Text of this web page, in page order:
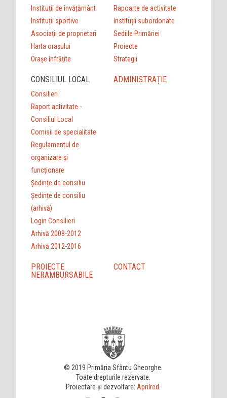
Instituții de învățământ
Instituții sportive
Asociații de proprietari
Harta orașului
Orașe înfrățite
Rapoarte de activitate
Instituții subordonate
Sediile Primăriei
Proiecte
Strategii
CONSILIUL LOCAL
Consilieri
Raport activitate -
Consiliul Local
Comisii de specialitate
Regulamentul de
organizare şi
funcţionare
Ședințe de consiliu
Ședințe de consiliu
(arhivă)
Login Consilieri
Arhivă 2008-2012
Arhivă 2012-2016
ADMINISTRAȚIE
PROIECTE
NERAMBURSABILE
CONTACT
© 2019 Primăria Sfântu Gheorghe.
Toate drepturile rezervate.
Proiectare și dezvoltare: Aprilred